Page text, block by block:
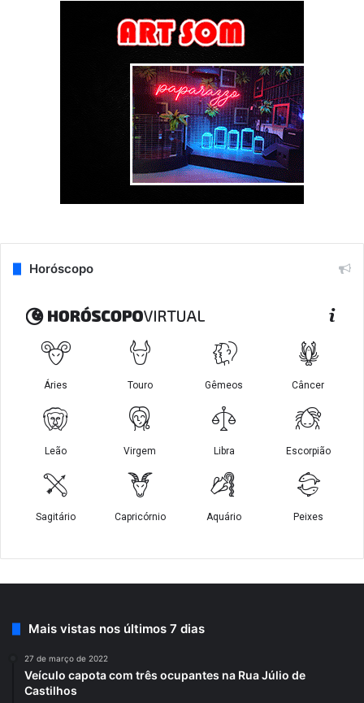
Horóscopo
Mais vistas nos últimos 7 dias
27 de março de 2022
Veículo capota com três ocupantes na Rua Júlio de
Castilhos